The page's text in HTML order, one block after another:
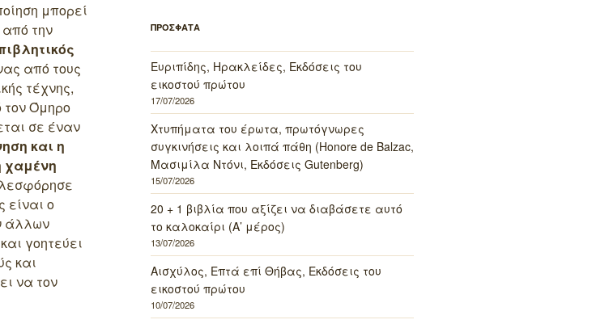
μπορεί
από την
από τους
τέχνης,
τον Όμηρο
σε έναν
και η
χαμένη
είναι ο
άλλων
γοητεύει
και
να τον
ΠΡΟΣΦΑΤΑ
Ευριπίδης, Ηρακλείδες, Εκδόσεις του
εικοστού πρώτου
17/07/2026
Χτυπήματα του έρωτα, πρωτόγνωρες
συγκινήσεις και λοιπά πάθη (Honore de Balzac,
Μασιμίλα Ντόνι, Εκδόσεις Gutenberg)
15/07/2026
20 + 1 βιβλία που αξίζει να διαβάσετε αυτό
το καλοκαίρι (Α’ μέρος)
13/07/2026
Αισχύλος, Επτά επί Θήβας, Εκδόσεις του
εικοστού πρώτου
10/07/2026